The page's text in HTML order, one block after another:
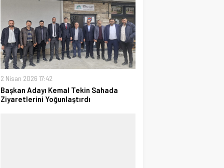
2 Nisan 2026 17:42
Başkan Adayı Kemal Tekin Sahada
Ziyaretlerini Yoğunlaştırdı